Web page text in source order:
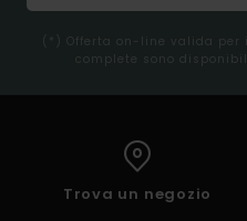
(*) Offerta on-line valida
complete sono
Trova un negozio